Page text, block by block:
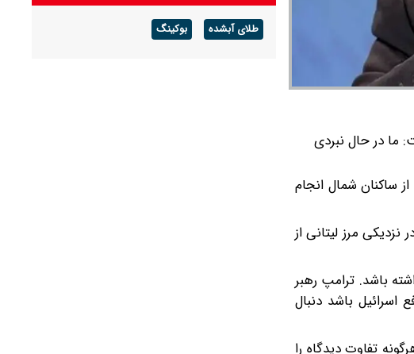
ما در حال نبردی
ساکنان شمال انجام
مرز لیتانی از
باشد. ترامپ رهبر
باشد دنبال
مسائل هم‌ نظر هستیم و هرگونه تفاوت دیدگاه را
آمریکا تحریم‌های جدیدی علیه کوبا اعمال کرد
طلای آبشده بوکینگ